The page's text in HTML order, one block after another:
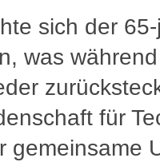
sich der
was
für
gemeinsame